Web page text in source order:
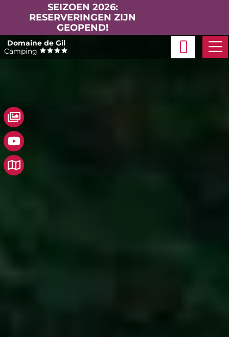
SEIZOEN 2026:
RESERVERINGEN ZIJN
GEOPEND!
Domaine de Gil
Camping
Skip
to